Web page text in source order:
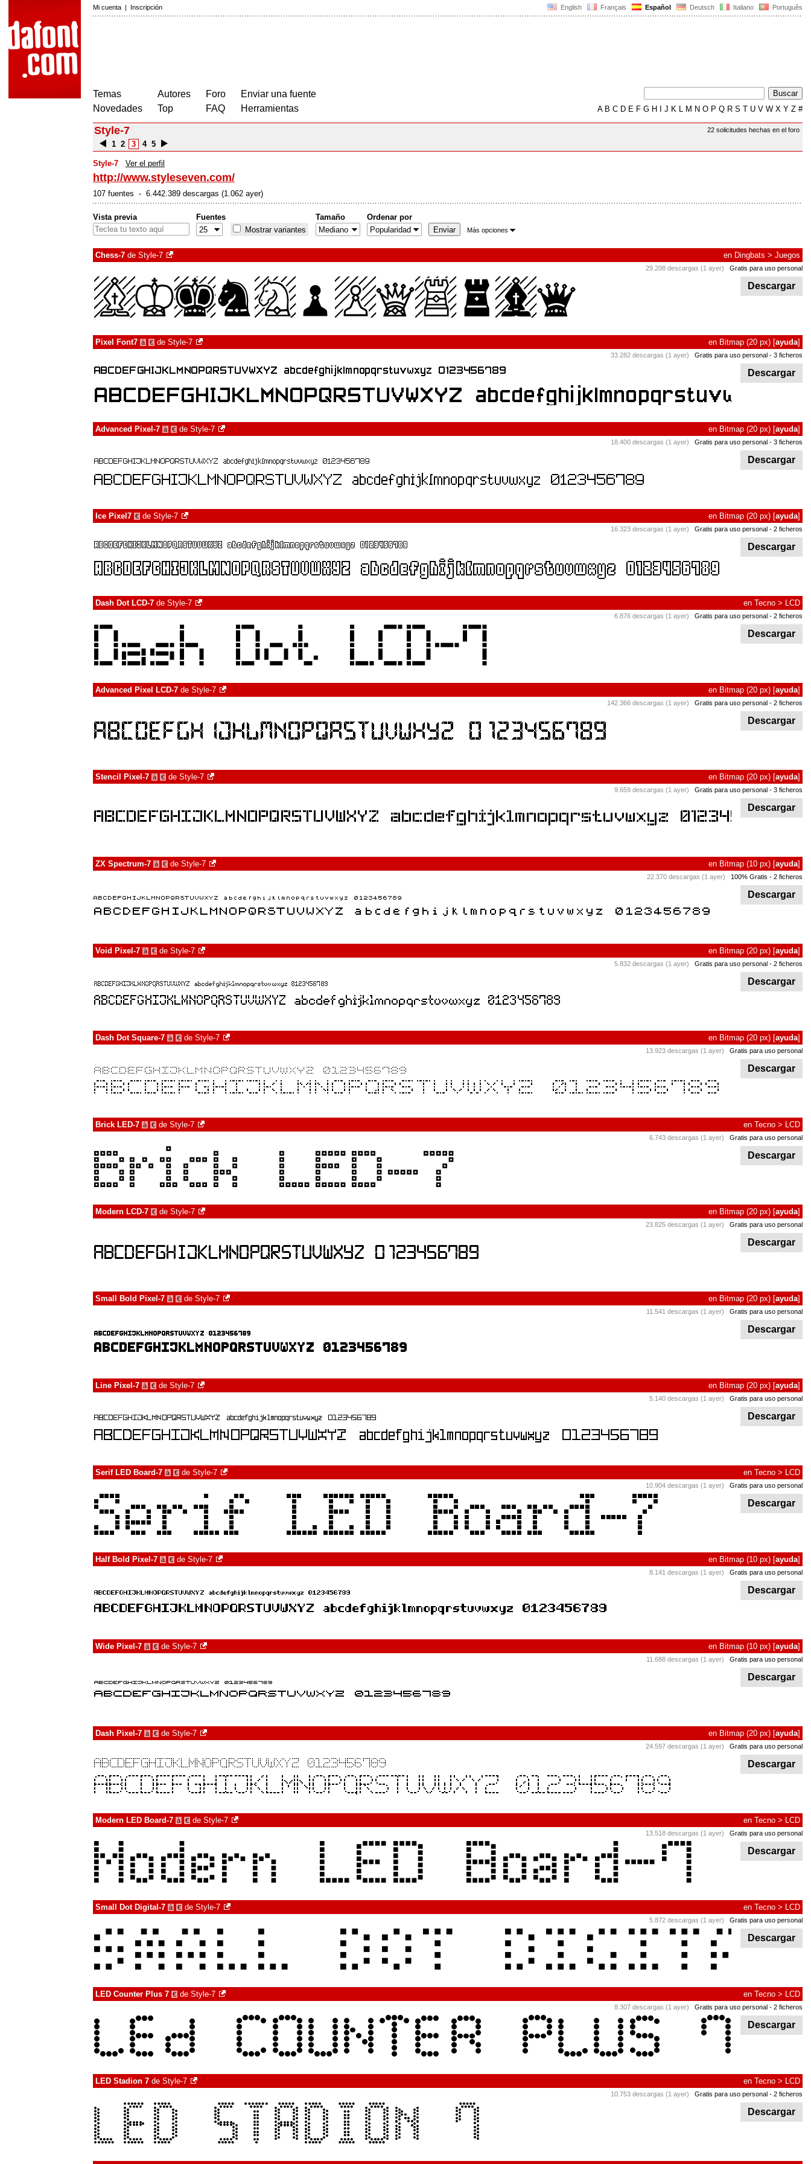
English Français Español Deutsch Italiano Português
Mi cuenta | Inscripción
Temas
Novedades
Autores
Top
Foro
FAQ
Enviar una fuente
Herramientas
AB C D E F G H J K L M N O P Q R S T U V W X Y Z #
22 solicitudes hechas en el foro
Style-7
1 2 3 4 5
Style-7 Ver el perfil
http://www.styleseven.com/
107 fuentes - 6.442.389 descargas (1.062 ayer)
Vista previa
Fuentes
Mostrar variantes
Tamaño Ordenar por
Más opciones
Chess-7 de Style-7 en Dingbats > Juegos
29.208 descargas (1 ayer) Gratis para uso personal
Descargar
Pixel Font7 à € de Style-7 en Bitmap (20 px) [ayuda]
33.282 descargas (1 ayer) Gratis para uso personal - 3 ficheros
Descargar
Advanced Pixel-7 à € de Style-7 en Bitmap (20 px) [ayuda]
18.400 descargas (1 ayer) Gratis para uso personal - 3 ficheros
Descargar
Ice Pixel7 € de Style-7 en Bitmap (20 px) [ayuda]
16.323 descargas (1 ayer) Gratis para uso personal - 2 ficheros
Descargar
Dash Dot LCD-7 de Style-7 en Tecno > LCD
6.876 descargas (1 ayer) Gratis para uso personal - 2 ficheros
Descargar
Advanced Pixel LCD-7 de Style-7 en Bitmap (20 px) [ayuda]
142.366 descargas (1 ayer) Gratis para uso personal - 2 ficheros
Descargar
Stencil Pixel-7 à € de Style-7 en Bitmap (20 px) [ayuda]
9.659 descargas (1 ayer) Gratis para uso personal - 3 ficheros
Descargar
ZX Spectrum-7 à € de Style-7 en Bitmap (10 px) [ayuda]
22.370 descargas (1 ayer) 100% Gratis - 2 ficheros
Descargar
Void Pixel-7 à € de Style-7 en Bitmap (20 px) [ayuda]
5.832 descargas (1 ayer) Gratis para uso personal - 2 ficheros
Descargar
Dash Dot Square-7 à € de Style-7 en Bitmap (20 px) [ayuda]
13.923 descargas (1 ayer) Gratis para uso personal
Descargar
Brick LED-7 à € de Style-7 en Tecno > LCD
6.743 descargas (1 ayer) Gratis para uso personal
Descargar
Modern LCD-7 € de Style-7 en Bitmap (20 px) [ayuda]
23.825 descargas (1 ayer) Gratis para uso personal
Descargar
Small Bold Pixel-7 à € de Style-7 en Bitmap (20 px) [ayuda]
11.541 descargas (1 ayer) Gratis para uso personal
Descargar
Line Pixel-7 à € de Style-7 en Bitmap (20 px) [ayuda]
5.140 descargas (1 ayer) Gratis para uso personal
Descargar
Serif LED Board-7 à € de Style-7 en Tecno > LCD
10.904 descargas (1 ayer) Gratis para uso personal
Descargar
Half Bold Pixel-7 à € de Style-7 en Bitmap (10 px) [ayuda]
8.141 descargas (1 ayer) Gratis para uso personal
Descargar
Wide Pixel-7 à € de Style-7 en Bitmap (10 px) [ayuda]
11.688 descargas (1 ayer) Gratis para uso personal
Descargar
Dash Pixel-7 à € de Style-7 en Bitmap (20 px) [ayuda]
24.597 descargas (1 ayer) Gratis para uso personal
Descargar
Modern LED Board-7 à € de Style-7 en Tecno > LCD
13.518 descargas (1 ayer) Gratis para uso personal
Descargar
Small Dot Digital-7 à € de Style-7 en Tecno > LCD
5.872 descargas (1 ayer) Gratis para uso personal
Descargar
LED Counter Plus 7 € de Style-7 en Tecno > LCD
8.307 descargas (1 ayer) Gratis para uso personal - 2 ficheros
Descargar
LED Stadion 7 de Style-7 en Tecno > LCD
10.753 descargas (1 ayer) Gratis para uso personal - 2 ficheros
Descargar